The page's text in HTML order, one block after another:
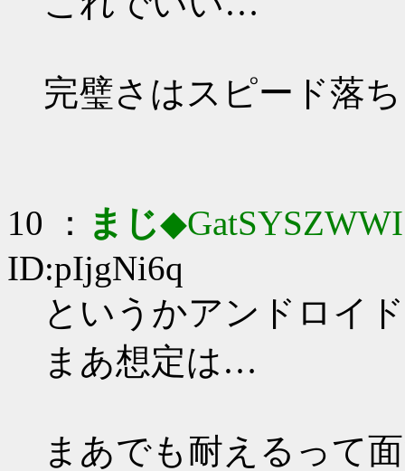
完璧さはスピード落
10 ： まじ◆GatSYSZWWI
ID:pIjgNi6q
というかアンドロイ
まあ想定は…
まあでも耐えるって